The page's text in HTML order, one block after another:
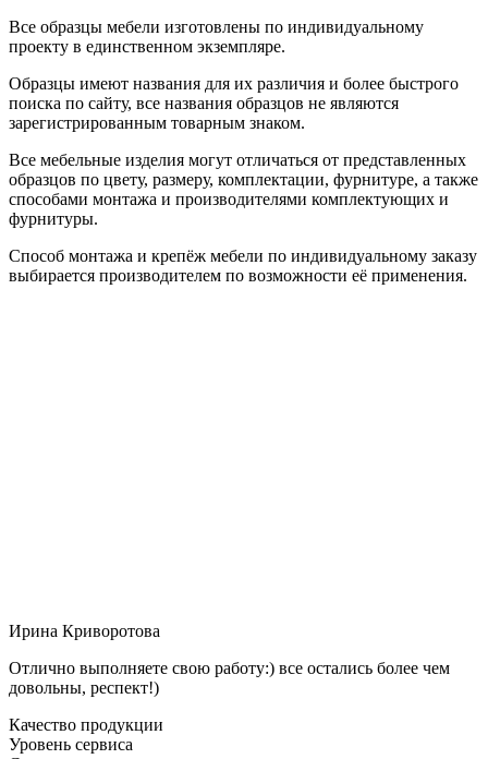
Все образцы мебели изготовлены по индивидуальному
проекту в единственном экземпляре.
Образцы имеют названия для их различия и более быстрого
поиска по сайту, все названия образцов не являются
зарегистрированным товарным знаком.
Все мебельные изделия могут отличаться от представленных
образцов по цвету, размеру, комплектации, фурнитуре, а также
способами монтажа и производителями комплектующих и
фурнитуры.
Способ монтажа и крепёж мебели по индивидуальному заказу
выбирается производителем по возможности её применения.
Ирина Криворотова
Отлично выполняете свою работу:) все остались более чем
довольны, респект!)
Качество продукции
Уровень сервиса